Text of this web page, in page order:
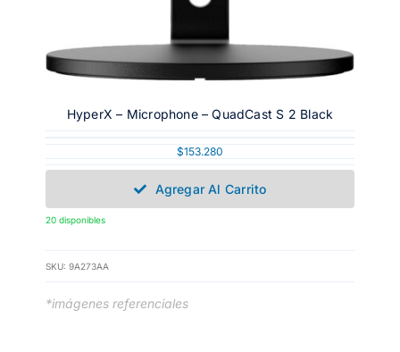
HyperX – Microphone – QuadCast S 2 Black
$153.280
Agregar Al Carrito
20 disponibles
SKU: 9A273AA
*imágenes referenciales